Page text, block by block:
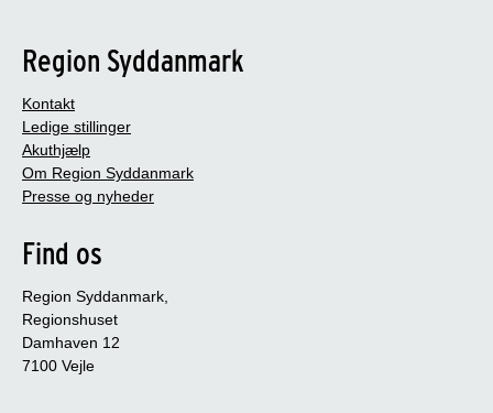
Region Syddanmark
Kontakt
Ledige stillinger
Akuthjælp
Om Region Syddanmark
Presse og nyheder
Find os
Region Syddanmark,
Regionshuset
Damhaven 12
7100 Vejle